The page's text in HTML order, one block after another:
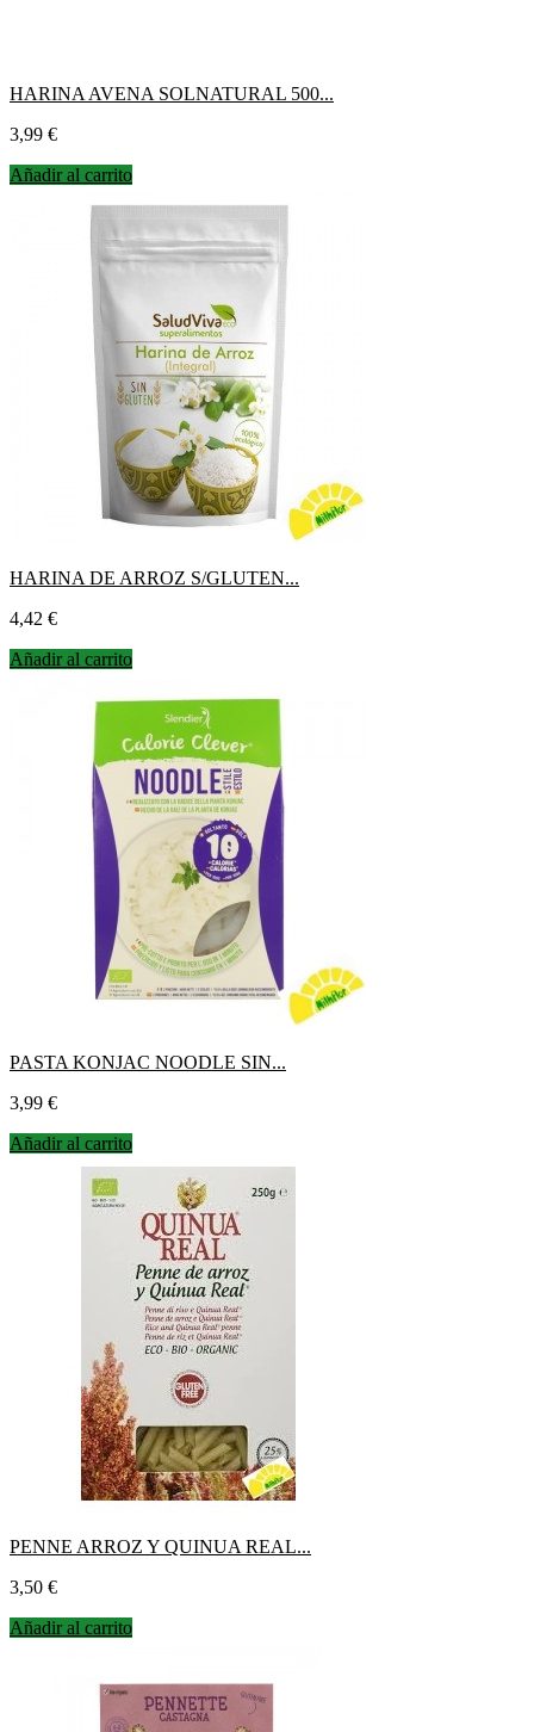
HARINA AVENA SOLNATURAL 500...
Precio
3,99 €
Añadir al carrito
HARINA DE ARROZ S/GLUTEN...
Precio
4,42 €
Añadir al carrito
PASTA KONJAC NOODLE SIN...
Precio
3,99 €
Añadir al carrito
PENNE ARROZ Y QUINUA REAL...
Precio
3,50 €
Añadir al carrito